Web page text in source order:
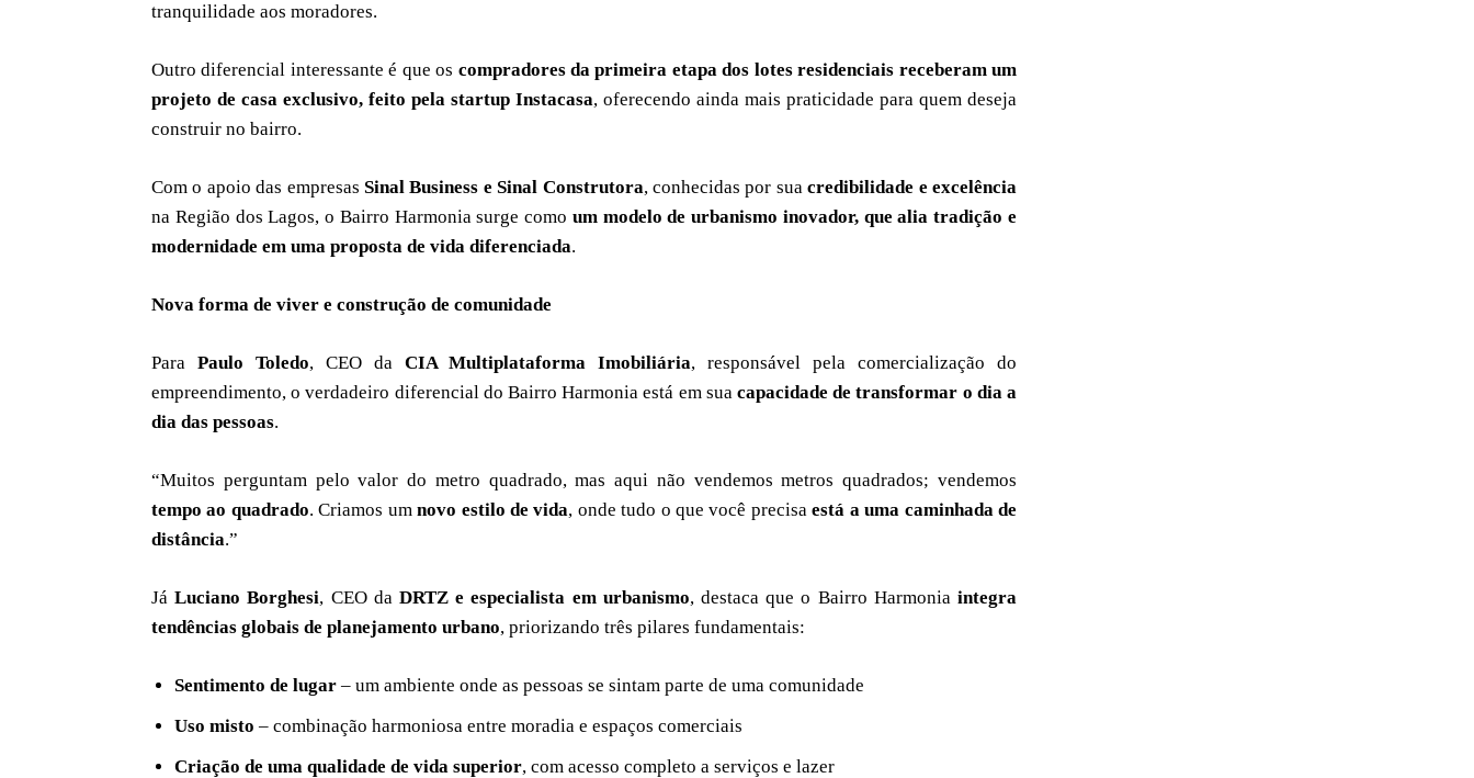
tranquilidade aos moradores.
Outro diferencial interessante é que os compradores da primeira etapa dos lotes residenciais receberam um
projeto de casa exclusivo, feito pela startup Instacasa, oferecendo ainda mais praticidade para quem deseja
construir no bairro.
Com o apoio das empresas Sinal Business e Sinal Construtora, conhecidas por suacredibilidade e excelência
na Região dos Lagos, o Bairro Harmonia surge como um modelo de urbanismo inovador, que alia tradição e
modernidade em uma proposta de vida diferenciada.
Nova forma de viver e construção de comunidade
Para Paulo Toledo, CEO da CIA Multiplataforma Imobiliária, responsável pela comercialização do
empreendimento, o verdadeiro diferencial do Bairro Harmonia está em sua capacidade de transformar o dia a
dia das pessoas.
“Muitos perguntam pelo valor do metro quadrado, mas aqui não vendemos metros quadrados; vendemos
tempo ao quadrado. Criamos umnovo estilo de vida, onde tudo o que você precisaestá a uma caminhada de
distância.”
JáLuciano Borghesi, CEO daDRTZ e especialista em urbanismo, destaca que o Bairro Harmoniaintegra
tendências globais de planejamento urbano, priorizando três pilares fundamentais:
Sentimento de lugar – um ambiente onde as pessoas se sintam parte de uma comunidade
Uso misto – combinação harmoniosa entre moradia e espaços comerciais
Criação de uma qualidade de vida superior, com acesso completo a serviços e lazer